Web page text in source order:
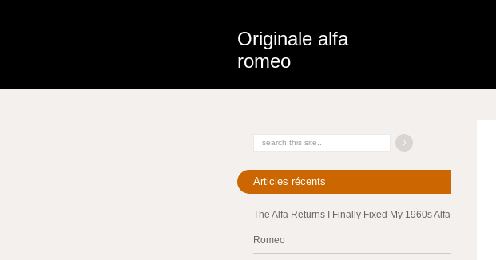
Originale alfa
romeo
Articles récents
The Alfa Returns I Finally Fixed My 1960s Alfa
Romeo